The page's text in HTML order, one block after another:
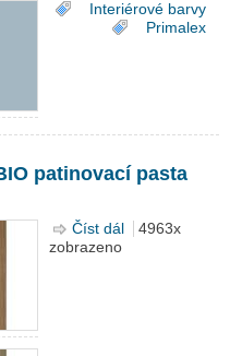
Interiérové barvy
Primalex
patinovací pasta
Číst dál
Vzorník barev
4963x
zobrazeno